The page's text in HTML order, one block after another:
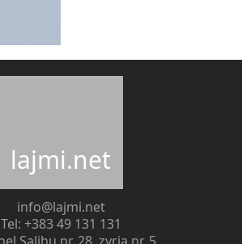
lajmi.net
info@lajmi.net
Tel: +383 49 131 131